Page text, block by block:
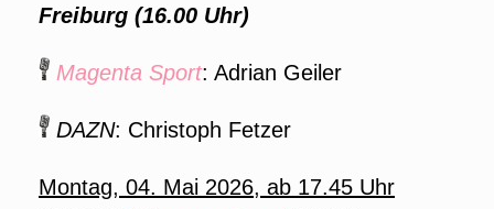
Freiburg (16.00 Uhr)
Magenta Sport: Adrian Geiler
DAZN: Christoph Fetzer
Montag, 04. Mai 2026, ab 17.45 Uhr